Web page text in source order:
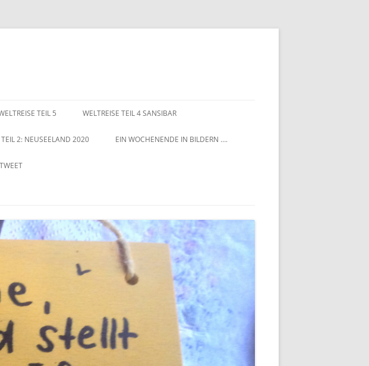
TEIL 5 WELTREISE TEIL 4 SANSIBAR
TEIL 2: NEUSEELAND 2020 EIN WOCHENENDE IN BILDERN ….